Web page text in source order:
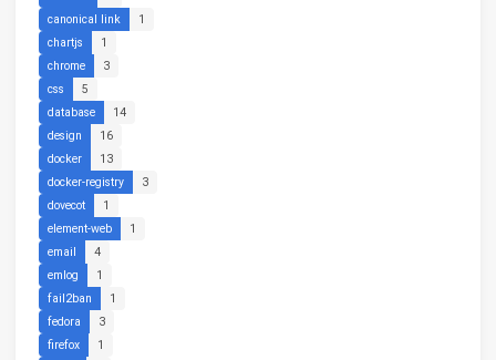
canonical link
1
chartjs
1
chrome
3
css
5
database
14
design
16
docker
13
docker-registry
3
dovecot
1
element-web
1
email
4
emlog
1
fail2ban
1
fedora
3
firefox
1